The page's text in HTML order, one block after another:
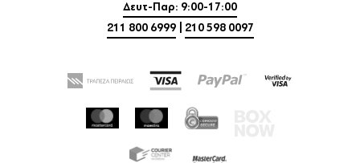
Δευτ-Παρ: 9:00-17:00
211 800 6999
210 598 0097